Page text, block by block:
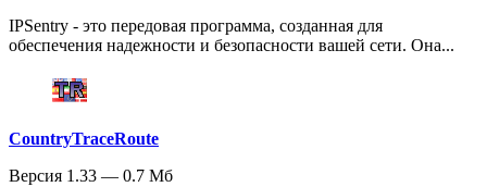
IPSentry - это передовая программа, созданная для
обеспечения надежности и безопасности вашей сети. Она...
CountryTraceRoute
Версия 1.33 — 0.7 Мб